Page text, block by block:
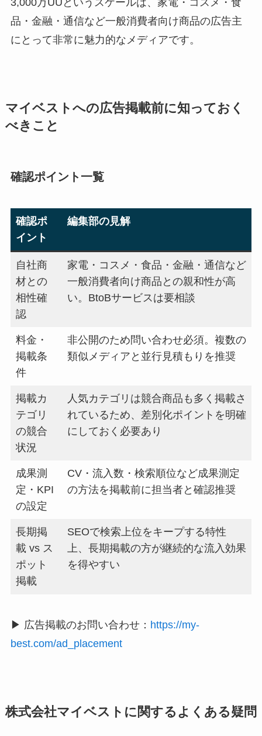
3,000万UUというスケールは、家電・コスメ・食
品・金融・通信など一般消費者向け商品の広告主
にとって非常に魅力的なメディアです。
マイベストへの広告掲載前に知っておく
べきこと
確認ポイント一覧
確認ポ
イント
編集部の見解
自社商
材との
相性確
認
家電・コスメ・食品・金融・通信など
一般消費者向け商品との親和性が高
い。BtoBサービスは要相談
料金・
掲載条
件
非公開のため問い合わせ必須。複数の
類似メディアと並行見積もりを推奨
掲載カ
テゴリ
の競合
状況
人気カテゴリは競合商品も多く掲載さ
れているため、差別化ポイントを明確
にしておく必要あり
成果測
定・KPI
の設定
CV・流入数・検索順位など成果測定
の方法を掲載前に担当者と確認推奨
長期掲
載 vs ス
ポット
掲載
SEOで検索上位をキープする特性
上、長期掲載の方が継続的な流入効果
を得やすい
▶ 広告掲載のお問い合わせ： https://my-
best.com/ad_placement
株式会社マイベストに関するよくある疑問